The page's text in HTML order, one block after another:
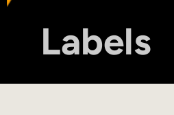
Labels